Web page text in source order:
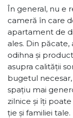
În general, nu e
cameră în care
apartament de
ales. Din
odihna și
asupra calității
bugetul
spațiu mai
zilnice și îți
ție și familiei tale.